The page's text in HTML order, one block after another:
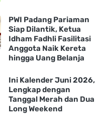
PWI Padang Pariaman
Siap Dilantik, Ketua
Idham Fadhli Fasilitasi
Anggota Naik Kereta
hingga Uang Belanja
Ini Kalender Juni 2026,
Lengkap dengan
Tanggal Merah dan Dua
Long Weekend